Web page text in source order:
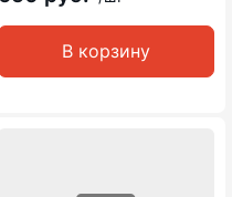
В корзину